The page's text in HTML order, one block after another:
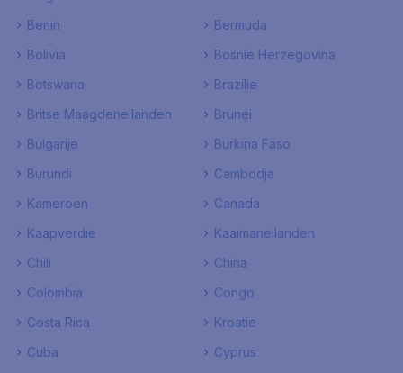
Benin
Bermuda
Bolivia
Bosnie Herzegovina
Botswana
Brazilie
Britse Maagdeneilanden
Brunei
Bulgarije
Burkina Faso
Burundi
Cambodja
Kameroen
Canada
Kaapverdie
Kaaimaneilanden
Chili
China
Colombia
Congo
Costa Rica
Kroatie
Cuba
Cyprus